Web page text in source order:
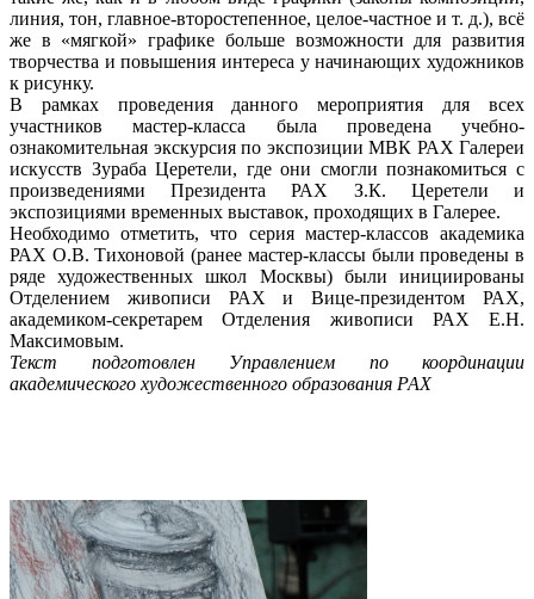
линия, тон, главное-второстепенное, целое-частное и т. д.), всё
же в «мягкой» графике больше возможности для развития
творчества и повышения интереса у начинающих художников
к рисунку.
В рамках проведения данного мероприятия для всех
участников мастер-класса была проведена учебно-
ознакомительная экскурсия по экспозиции МВК РАХ Галереи
искусств Зураба Церетели, где они смогли познакомиться с
произведениями Президента РАХ З.К. Церетели и
экспозициями временных выставок, проходящих в Галерее.
Необходимо отметить, что серия мастер-классов академика
РАХ О.В. Тихоновой (ранее мастер-классы были проведены в
ряде художественных школ Москвы) были инициированы
Отделением живописи РАХ и Вице-президентом РАХ,
академиком-секретарем Отделения живописи РАХ Е.Н.
Максимовым.
Текст подготовлен Управлением по координации
академического художественного образования РАХ